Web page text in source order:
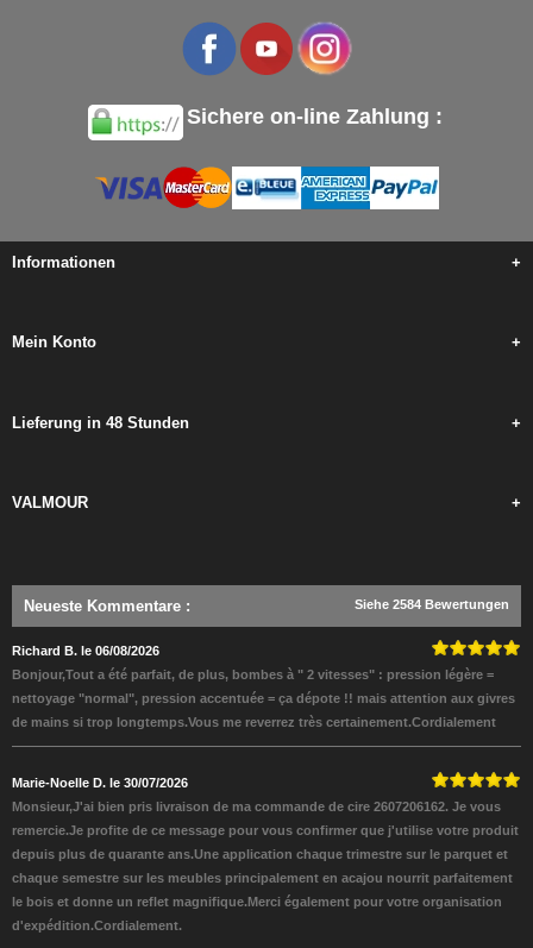
Sichere on-line Zahlung :
Informationen +
Mein Konto +
Lieferung in 48 Stunden +
VALMOUR +
Neueste Kommentare : Siehe 2584 Bewertungen
Richard B. le 06/08/2026
Bonjour,Tout a été parfait, de plus, bombes à " 2 vitesses" : pression légère =
nettoyage "normal", pression accentuée = ça dépote !! mais attention aux givres
de mains si trop longtemps.Vous me reverrez très certainement.Cordialement
Marie-Noelle D. le 30/07/2026
Monsieur,J'ai bien pris livraison de ma commande de cire 2607206162. Je vous
remercie.Je profite de ce message pour vous confirmer que j'utilise votre produit
depuis plus de quarante ans.Une application chaque trimestre sur le parquet et
chaque semestre sur les meubles principalement en acajou nourrit parfaitement
le bois et donne un reflet magnifique.Merci également pour votre organisation
d'expédition.Cordialement.